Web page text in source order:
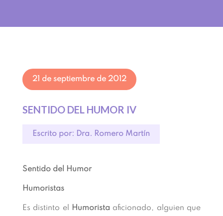
21 de septiembre de 2012
SENTIDO DEL HUMOR IV
Escrito por: Dra. Romero Martín
Sentido del Humor
Humoristas
Es distinto el Humorista aficionado, alguien que